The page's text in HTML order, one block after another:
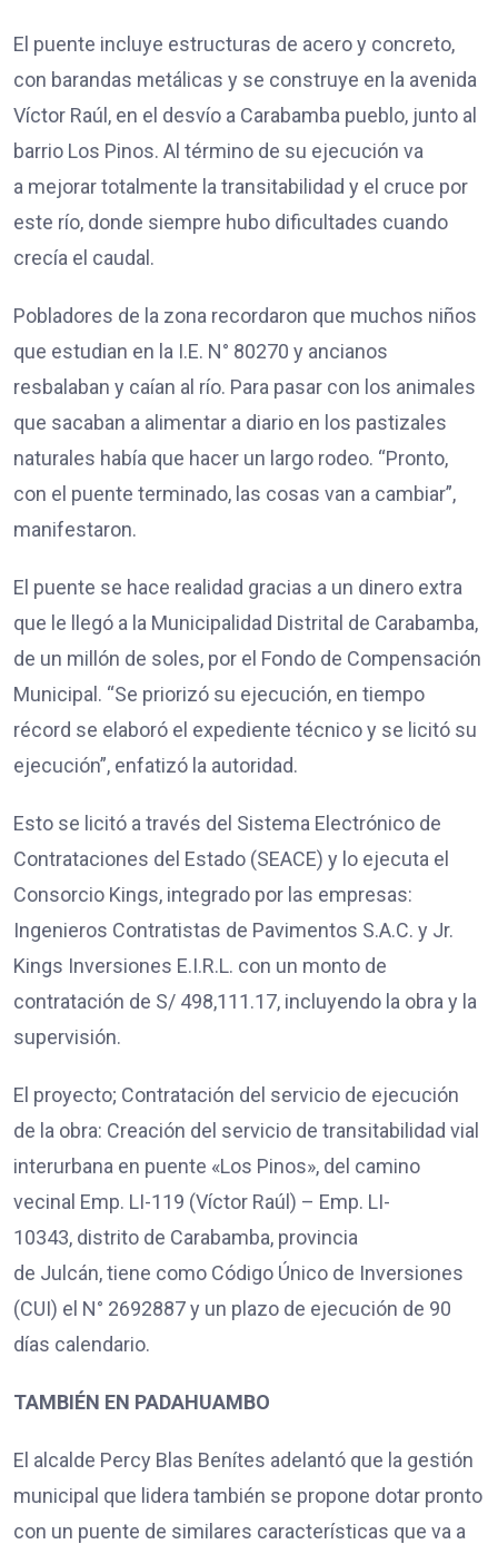
El puente incluye estructuras de acero y concreto,
con barandas metálicas y se construye en la avenida
Víctor Raúl, en el desvío a Carabamba pueblo, junto al
barrio Los Pinos. Al término de su ejecución va
a mejorar totalmente la transitabilidad y el cruce por
este río, donde siempre hubo dificultades cuando
crecía el caudal.
Pobladores de la zona recordaron que muchos niños
que estudian en la I.E. N° 80270 y ancianos
resbalaban y caían al río. Para pasar con los animales
que sacaban a alimentar a diario en los pastizales
naturales había que hacer un largo rodeo. “Pronto,
con el puente terminado, las cosas van a cambiar”,
manifestaron.
El puente se hace realidad gracias a un dinero extra
que le llegó a la Municipalidad Distrital de Carabamba,
de un millón de soles, por el Fondo de Compensación
Municipal. “Se priorizó su ejecución, en tiempo
récord se elaboró el expediente técnico y se licitó su
ejecución”, enfatizó la autoridad.
Esto se licitó a través del Sistema Electrónico de
Contrataciones del Estado (SEACE) y lo ejecuta el
Consorcio Kings, integrado por las empresas:
Ingenieros Contratistas de Pavimentos S.A.C. y Jr.
Kings Inversiones E.I.R.L. con un monto de
contratación de S/ 498,111.17, incluyendo la obra y la
supervisión.
El proyecto; Contratación del servicio de ejecución
de la obra: Creación del servicio de transitabilidad vial
interurbana en puente «Los Pinos», del camino
vecinal Emp. LI-119 (Víctor Raúl) – Emp. LI-
10343, distrito de Carabamba, provincia
de Julcán, tiene como Código Único de Inversiones
(CUI) el N° 2692887 y un plazo de ejecución de 90
días calendario.
TAMBIÉN EN PADAHUAMBO
El alcalde Percy Blas Benítes adelantó que la gestión
municipal que lidera también se propone dotar pronto
con un puente de similares características que va a